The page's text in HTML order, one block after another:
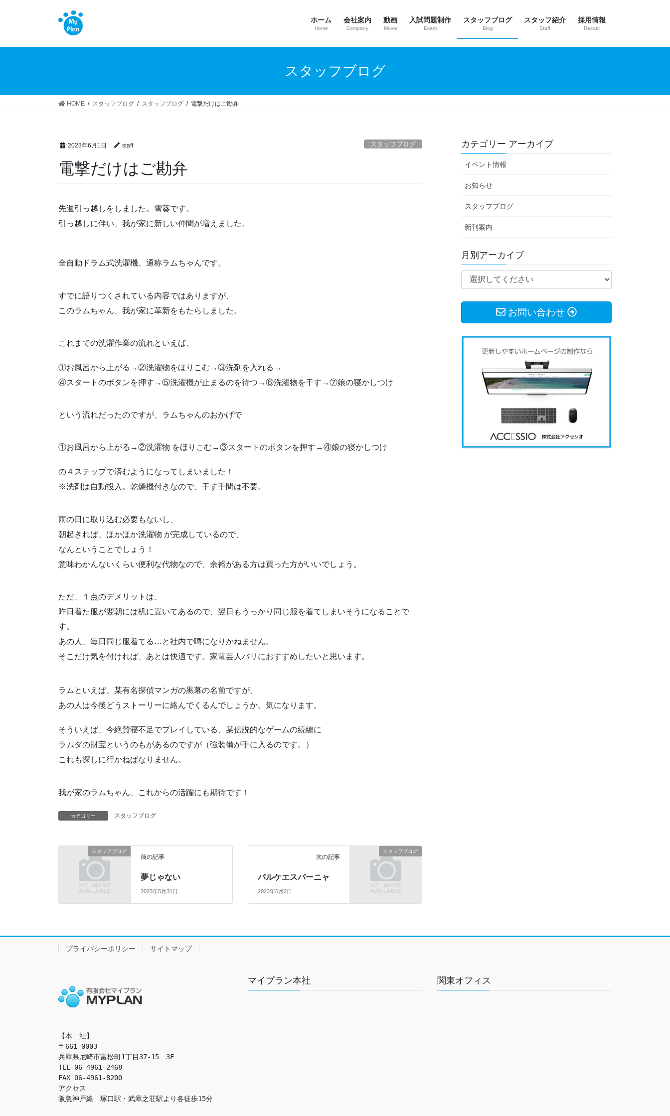
ホーム
Home
会社案内
Company
動画
Movie
入試問題制作
Exam
スタッフブログ
Blog
スタッフ紹介
Staff
採用情報
Recruit
スタッフブログ
HOME スタッフブログ スタッフブログ 電撃だけはご勘弁
2023年6月1日 staff スタッフブログ
電撃だけはご勘弁
先週引っ越しをしました。雪葵です。
引っ越しに伴い、我が家に新しい仲間が増えました。
全自動ドラム式洗濯機、通称ラムちゃんです。
すでに語りつくされている内容ではありますが、
このラムちゃん、我が家に革新をもたらしました。
これまでの洗濯作業の流れといえば、
①お風呂から上がる→②洗濯物をほりこむ→③洗剤を入れる→
④スタートのボタンを押す→⑤洗濯機が止まるのを待つ→⑥洗濯物を干す→⑦娘の寝かしつけ
という流れだったのですが、ラムちゃんのおかげで
①お風呂から上がる→②洗濯物 をほりこむ→③スタートのボタンを押す→④娘の寝かしつけ
の４ステップで済むようになってしまいました！
※洗剤は自動投入。乾燥機付きなので、干す手間は不要。
雨の日に取り込む必要もないし、
朝起きれば、ほかほか洗濯物 が完成しているので、
なんということでしょう！
意味わかんないくらい便利な代物なので、余裕がある方は買った方がいいでしょう。
ただ、１点のデメリットは、
昨日着た服が翌朝には机に置いてあるので、翌日もうっかり同じ服を着てしまいそうになることで
す。
あの人、毎日同じ服着てる…と社内で噂になりかねません。
そこだけ気を付ければ、あとは快適です。家電芸人バリにおすすめしたいと思います。
ラムといえば、某有名探偵マンガの黒幕の名前ですが、
あの人は今後どうストーリーに絡んでくるんでしょうか。気になります。
そういえば、今絶賛寝不足でプレイしている、某伝説的なゲームの続編に
ラムダの財宝というのもがあるのですが（強装備が手に入るのです。）
これも探しに行かねばなりません。
我が家のラムちゃん、これからの活躍にも期待です！
カテゴリー スタッフブログ
スタッフブログ
前の記事
夢じゃない
2023年5月31日
スタッフブログ
次の記事
パルケエスパーニャ
2023年6月2日
カテゴリー アーカイブ
イベント情報
お知らせ
スタッフブログ
新刊案内
月別アーカイブ
お問い合わせ
プライバシーポリシー サイトマップ
【本　社】
〒661-0003
兵庫県尼崎市富松町1丁目37-15　3F
TEL 06-4961-2468
FAX 06-4961-8200
アクセス
阪急神戸線　塚口駅・武庫之荘駅より各徒歩15分
マイプラン本社 関東オフィス